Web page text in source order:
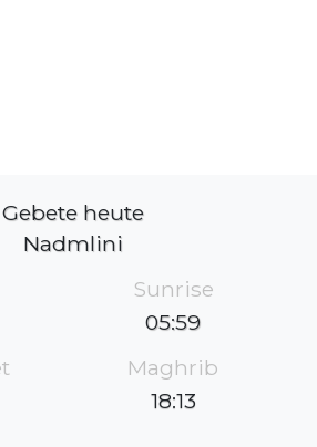
Gebete heute
Nadmlini
Sunrise
05:59
Maghrib
18:13